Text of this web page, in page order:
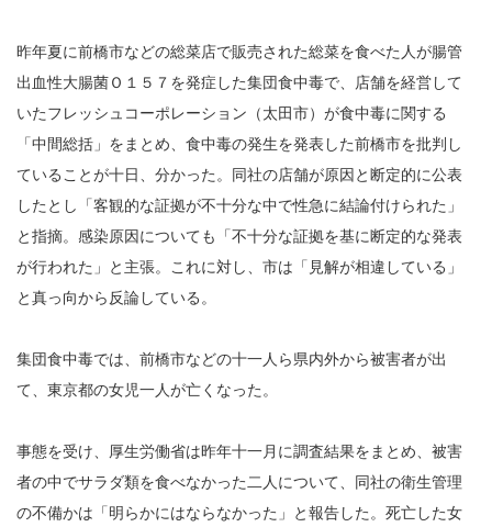
昨年夏に前橋市などの総菜店で販売された総菜を食べた人が腸管
出血性大腸菌Ｏ１５７を発症した集団食中毒で、店舗を経営して
いたフレッシュコーポレーション（太田市）が食中毒に関する
「中間総括」をまとめ、食中毒の発生を発表した前橋市を批判し
ていることが十日、分かった。同社の店舗が原因と断定的に公表
したとし「客観的な証拠が不十分な中で性急に結論付けられた」
と指摘。感染原因についても「不十分な証拠を基に断定的な発表
が行われた」と主張。これに対し、市は「見解が相違している」
と真っ向から反論している。
集団食中毒では、前橋市などの十一人ら県内外から被害者が出
て、東京都の女児一人が亡くなった。
事態を受け、厚生労働省は昨年十一月に調査結果をまとめ、被害
者の中でサラダ類を食べなかった二人について、同社の衛生管理
の不備かは「明らかにはならなかった」と報告した。死亡した女